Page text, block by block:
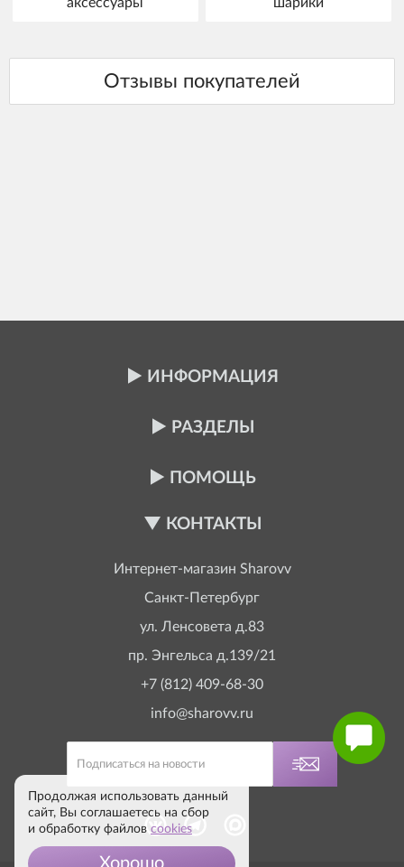
аксессуары
шарики
ИНФОРМАЦИЯ
РАЗДЕЛЫ
ПОМОЩЬ
КОНТАКТЫ
Интернет-магазин Sharovv
Санкт-Петербург
ул. Ленсовета д.83
пр. Энгельса д.139/21
+7 (812) 409-68-30
info@sharovv.ru
Продолжая использовать данный
сайт, Вы соглашаетесь на сбор
и обработку файлов cookies
Хорошо